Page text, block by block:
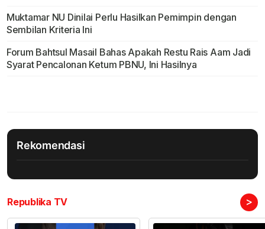
Muktamar NU Dinilai Perlu Hasilkan Pemimpin dengan
Sembilan Kriteria Ini
Forum Bahtsul Masail Bahas Apakah Restu Rais Aam Jadi
Syarat Pencalonan Ketum PBNU, Ini Hasilnya
Rekomendasi
Republika TV >